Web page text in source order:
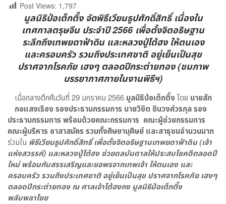
Post Views: 1,797
มูลนิธิป่อเต็กตึ๊ง จัดพิธีเวียนธูปศักดิ์สิทธิ์ เนื่องใน
เทศกาลตรุษจีน ประจำปี 2566 เพื่อตั้งจิตอธิษฐาน
ระลึกถึงเทพยดาฟ้าดิน และหลวงปู่ไต้ฮง ให้ตนเอง
และครอบครัว รวมถึงประเทศชาติ อยู่เย็นเป็นสุข
ปราศจากโรคภัย เฮงๆ ตลอดปีกระต่ายทอง(ชมภาพ
บรรยากาศภายในงานพิธีฯ)
เมื่อกลางดึกคืนวันที่ 29 มกราคม 2566 มูลนิธิป่อเต็กตึ๊งโดย นายสัก
กอแสงเรือง รองประธานกรรมการ นายวิชิต ชินวงศ์วรกุล รอง
ประธานกรรมการ พร้อมด้วยคณะกรรมการ คณะผู้ช่วยกรรมการ
คณะผู้บริหาร อาสาสมัคร รวมทั้งศิษยานุศิษย์ และสาธุชนจำนวนมาก
ร่วมใน พิธีเวียนธูปศักดิ์สิทธิ์ เพื่อตั้งจิตอธิษฐานเทพยดาฟ้าดิน (เจ้า
แห่งสวรรค์) และหลวงปู่ไต้ฮง ช่วยดลบันดาลให้ประสบโชคดีตลอดปี
ใหม่ พร้อมกับสรรเสริญและขอพรจากเทพเจ้า ให้ตนเอง และ
ครอบครัว รวมถึงประเทศชาติ อยู่เย็นเป็นสุข ปราศจากโรคภัย เฮงๆ
ตลอดปีกระต่ายทอง ณ ศาลเจ้าไต้ฮงกง มูลนิธิป่อเต็กตึ๊ง
พลับพลาไชย